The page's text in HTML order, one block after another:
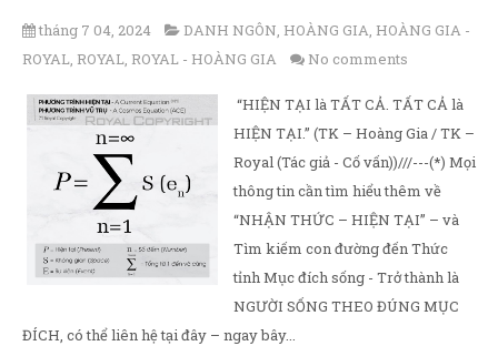
tháng 7 04, 2024 DANH NGÔN, HOÀNG GIA, HOÀNG GIA -
ROYAL, ROYAL, ROYAL - HOÀNG GIA No comments
“HIỆN TẠI là TẤT CẢ. TẤT CẢ là
HIỆN TẠI.” (TK – Hoàng Gia / TK –
Royal (Tác giả - Cố vấn))///---(*) Mọi
thông tin cần tìm hiểu thêm về
“NHẬN THỨC – HIỆN TẠI” – và
Tìm kiếm con đường đến Thức
tỉnh Mục đích sống - Trở thành là
NGƯỜI SỐNG THEO ĐÚNG MỤC
ĐÍCH, có thể liên hệ tại đây – ngay bây...